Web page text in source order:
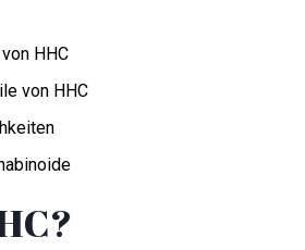
HHC
von HHC